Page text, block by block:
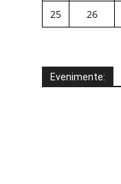
25
26
Evenimente: